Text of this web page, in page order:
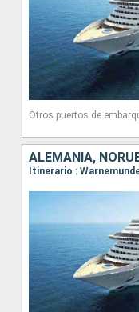
Otros puertos de
ALEMANIA,
Itinerario :